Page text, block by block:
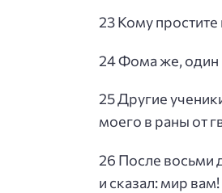
23 Кому простите
24 Фома же, один
25 Другие
моего в раны от
26 После восьми
и сказал: мир вам!